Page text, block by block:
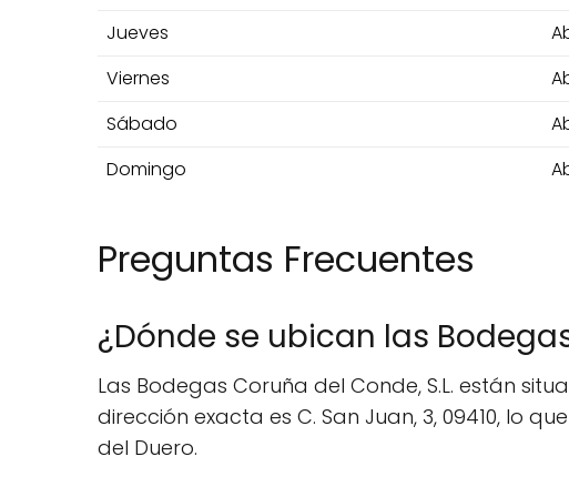
Jueves
Viernes
Sábado
Domingo
Preguntas Frecuentes
¿Dónde se ubican las
Las Bodegas Coruña del Conde, S.L. están
dirección exacta es C. San Juan, 3, 09410, lo
del Duero.